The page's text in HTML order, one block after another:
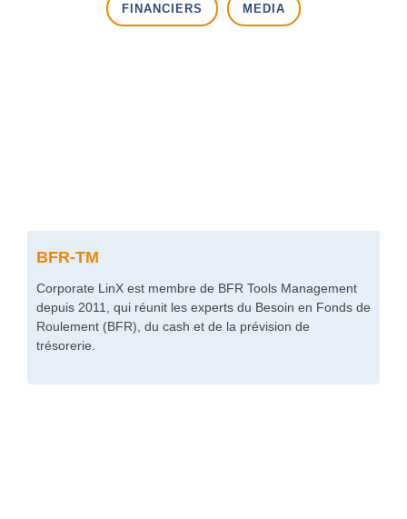
FINANCIERS MEDIA
BFR-TM
Corporate LinX est membre de BFR Tools Management
depuis 2011, qui réunit les experts du Besoin en Fonds de
Roulement (BFR), du cash et de la prévision de
trésorerie.